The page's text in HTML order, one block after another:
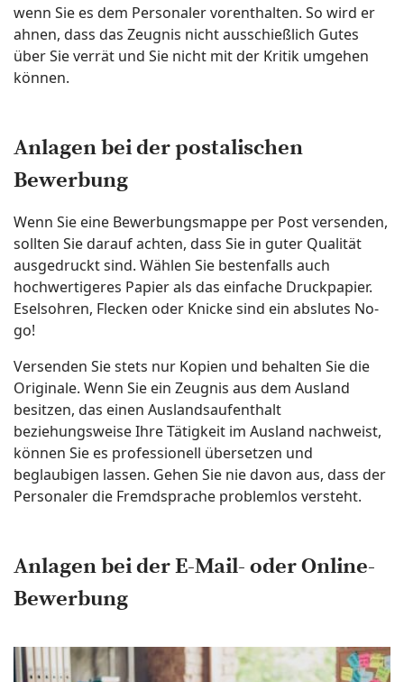
wenn Sie es dem Personaler vorenthalten. So wird er
ahnen, dass das Zeugnis nicht ausschießlich Gutes
über Sie verrät und Sie nicht mit der Kritik umgehen
können.
Anlagen bei der postalischen
Bewerbung
Wenn Sie eine Bewerbungsmappe per Post versenden,
sollten Sie darauf achten, dass Sie in guter Qualität
ausgedruckt sind. Wählen Sie bestenfalls auch
hochwertigeres Papier als das einfache Druckpapier.
Eselsohren, Flecken oder Knicke sind ein abslutes No-
go!
Versenden Sie stets nur Kopien und behalten Sie die
Originale. Wenn Sie ein Zeugnis aus dem Ausland
besitzen, das einen Auslandsaufenthalt
beziehungsweise Ihre Tätigkeit im Ausland nachweist,
können Sie es professionell übersetzen und
beglaubigen lassen. Gehen Sie nie davon aus, dass der
Personaler die Fremdsprache problemlos versteht.
Anlagen bei der E-Mail- oder Online-
Bewerbung